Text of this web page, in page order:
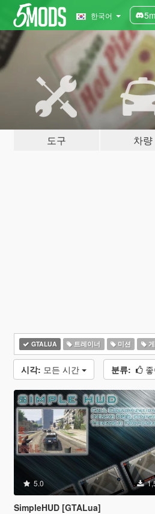
한국어
도구 차량
GTALUA 트레이너 미션 게
시각: 모든 시간 분류:
5.0
SimpleHUD [GTALua]